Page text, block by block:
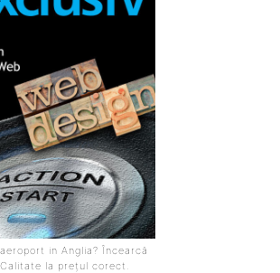
in Anglia? Încearcă
Calitate la prețul corect.